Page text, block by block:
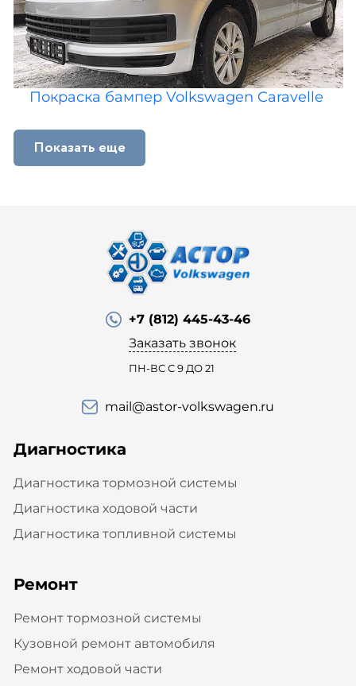
Покраска бампер Volkswagen Caravelle
Показать еще
+7 (812) 445-43-46
Заказать звонок
ПН-ВС С 9 ДО 21
mail@astor-volkswagen.ru
Диагностика
Диагностика тормозной системы
Диагностика ходовой части
Диагностика топливной системы
Ремонт
Ремонт тормозной системы
Кузовной ремонт автомобиля
Ремонт ходовой части